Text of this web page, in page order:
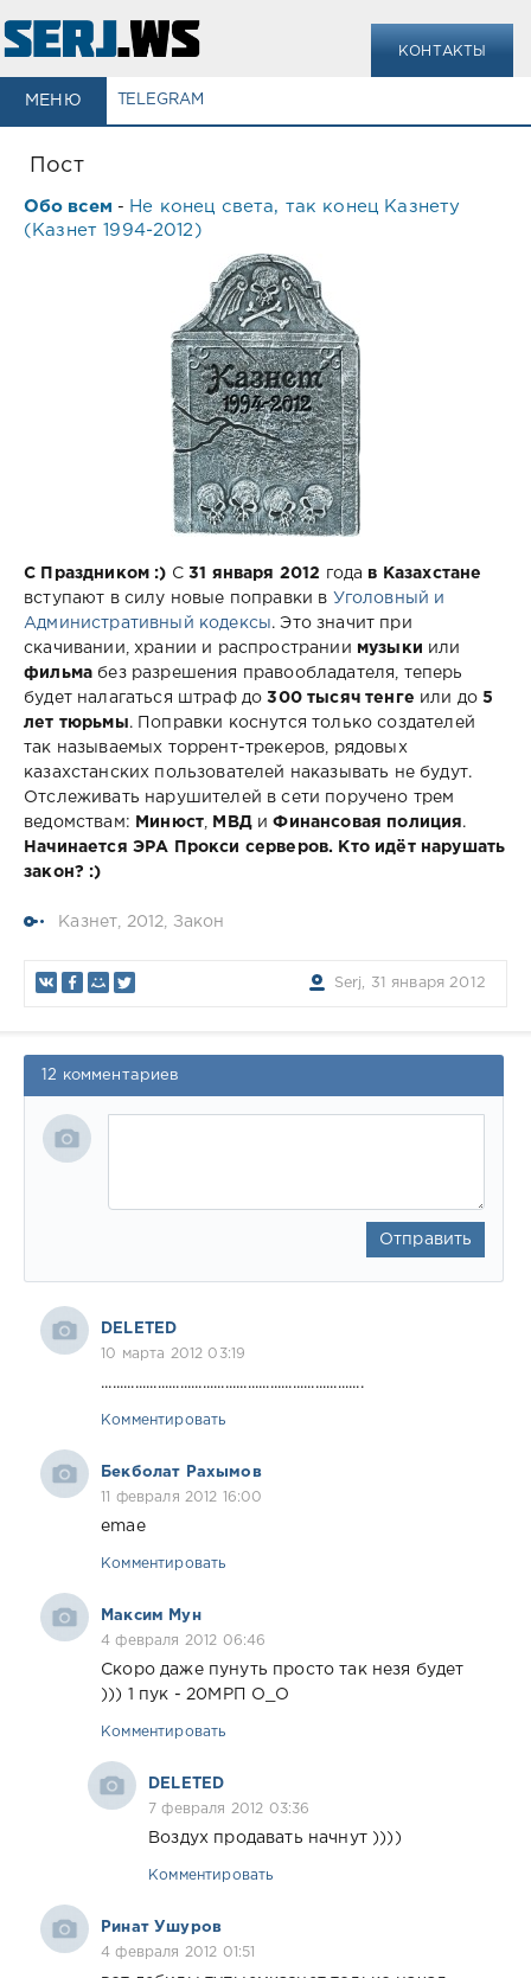
КОНТАКТЫ
МЕНЮ TELEGRAM
Пост
Обо всем - Не конец света, так конец Казнету
(Казнет 1994-2012)
С Праздником :) С31 января 2012 года
в Казахстане
вступают в силу новые поправки в Уголовный и
Административный кодексы . Это значит при
скачивании, хрании и распространии
музыки
или
фильма без разрешения правообладателя, теперь
будет налагаться штраф до300 тысяч тенге или до5
лет тюрьмы . Поправки коснутся только создателей
так называемых торрент-трекеров, рядовых
казахстанских пользователей наказывать не будут.
Отслеживать нарушителей в cети поручено трем
ведомствам:
Минюст, МВДиФинансовая полиция .
Начинается ЭРА Прокси серверов. Кто идёт нарушать
закон? :)
Казнет, 2012, Закон
Serj, 31 января 2012
12 комментариев
Отправить
DELETED
10 марта 2012 03:19
......................................................................
Комментировать
Бекболат Рахымов
11 февраля 2012 16:00
emae
Комментировать
Максим Мун
4 февраля 2012 06:46
Скоро даже пунуть просто так незя будет
))) 1 пук - 20МРП О_О
Комментировать
DELETED
7 февраля 2012 03:36
Воздух продавать начнут ))))
Комментировать
Ринат Ушуров
4 февраля 2012 01:51